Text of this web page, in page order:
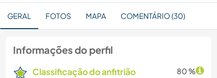
GERAL FOTOS MAPA COMENTÁRIO (30)
Informações do perfil
Classificação do anfitrião 80 %